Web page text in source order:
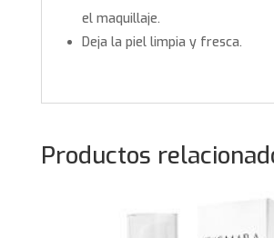
el maquillaje.
Deja la piel limpia y fresca.
Productos